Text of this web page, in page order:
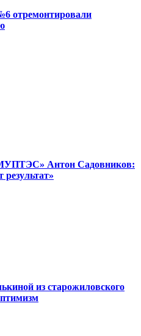
отремонтировали
Антон Садовников:
результат»
из старожиловского